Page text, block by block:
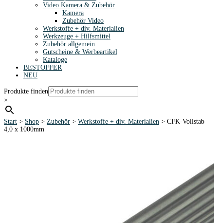
Video Kamera & Zubehör
Kamera
Zubehör Video
Werkstoffe + div. Materialien
Werkzeuge + Hilfsmittel
Zubehör allgemein
Gutscheine & Werbeartikel
Kataloge
BESTOFFER
NEU
Produkte finden
×
Start > Shop > Zubehör > Werkstoffe + div. Materialien > CFK-Vollstab
4,0 x 1000mm